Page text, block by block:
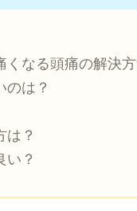
くなる頭痛の解決
のは？
は？
い？